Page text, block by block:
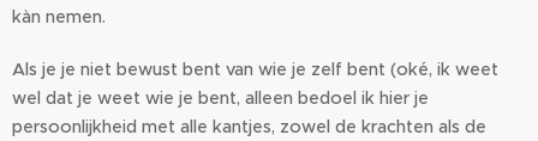
kàn nemen.
Als je je niet bewust bent van wie je zelf bent (oké, ik weet
wel dat je weet wie je bent, alleen bedoel ik hier je
persoonlijkheid met alle kantjes, zowel de krachten als de